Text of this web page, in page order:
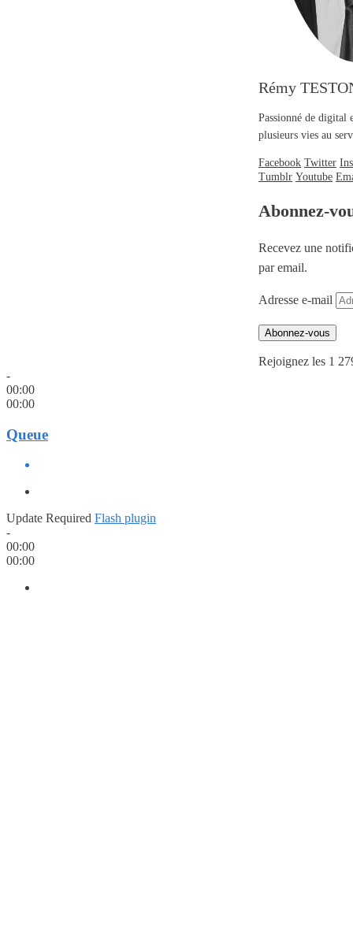
Rémy
Passionné de digital
plusieurs vies au
Facebook Twitter
Tumblr Youtube
Abonnez-
Recevez une
par email.
Adresse e-mail
Abonnez-vous
Rejoignez les 1
-
00:00
00:00
Queue
Update Required Flash plugin
-
00:00
00:00